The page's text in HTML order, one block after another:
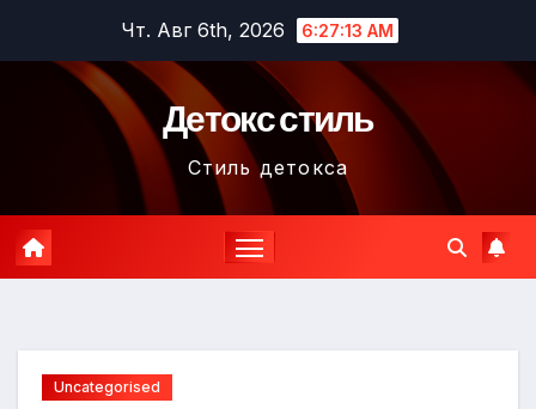
содержимому
Чт. Авг 6th, 2026 6:27:14 AM
Детокс стиль
Стиль детокса
Uncategorised